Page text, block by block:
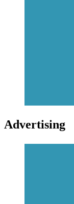
Advertising